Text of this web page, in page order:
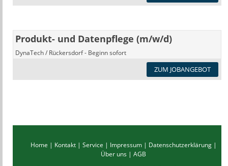
Produkt- und Datenpflege (m/w/d)
DynaTech / Rückersdorf - Beginn sofort
ZUM JOBANGEBOT
Home | Kontakt| Service | Impressum| Datenschutzerklärung|
Über uns | AGB